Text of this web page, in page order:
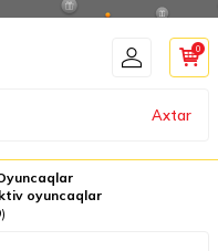
Axtar
0
oyuncaqlar